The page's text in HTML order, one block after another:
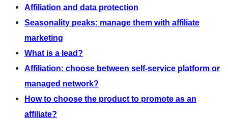
Affiliation and data protection
Seasonality peaks: manage them with affiliate
marketing
What is a lead?
Affiliation: choose between self-service platform or
managed network?
How to choose the product to promote as an
affiliate?